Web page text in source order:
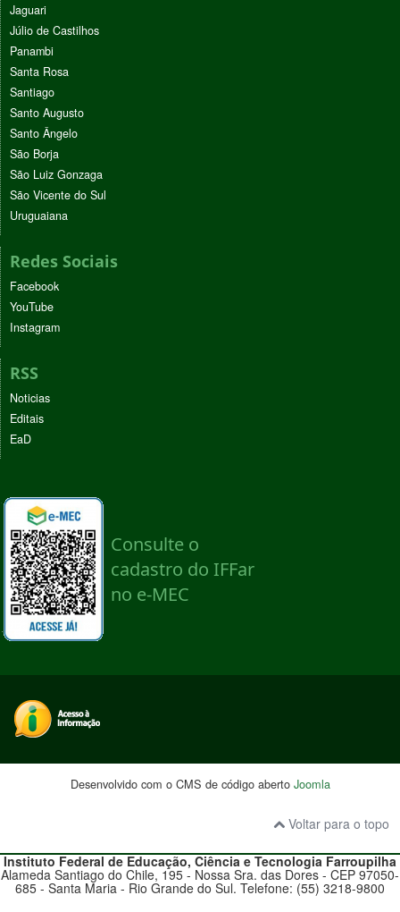
Jaguari
Júlio de Castilhos
Panambi
Santa Rosa
Santiago
Santo Augusto
Santo Ângelo
São Borja
São Luiz Gonzaga
São Vicente do Sul
Uruguaiana
Redes Sociais
Facebook
YouTube
Instagram
RSS
Noticias
Editais
EaD
Desenvolvido com o CMS de código aberto Joomla
Voltar para o topo
Instituto Federal de Educação, Ciência e Tecnologia Farroupilha
Alameda Santiago do Chile, 195 - Nossa Sra. das Dores - CEP 97050-
685 - Santa Maria - Rio Grande do Sul. Telefone: (55) 3218-9800